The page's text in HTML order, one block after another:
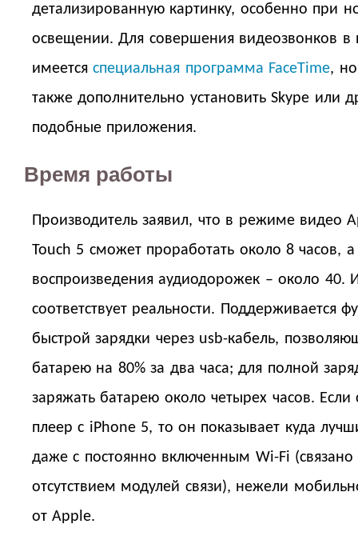
детализированную картинку, особенно при
освещении. Для совершения видеозвонков в
имеетсяспециальная программа FaceTime,
также дополнительно установить Skype или
подобные приложения.
Время работы
Производитель заявил, что в режиме видео
Touch 5 сможет проработать около 8 часов,
воспроизведения аудиодорожек – около 40.
соответствует реальности. Поддерживается
быстрой зарядки через usb-кабель,
батарею на 80% за два часа; для полной
заряжать батарею около четырех часов. Если
плеер с iPhone 5, то он показывает куда
даже с постоянно включенным Wi-Fi (связано
отсутствием модулей связи), нежели
от Apple.